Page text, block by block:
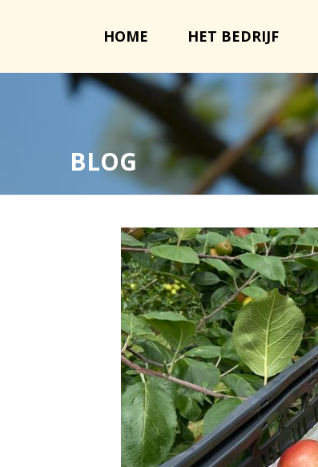
HOME HET BEDRIJF
BLOG